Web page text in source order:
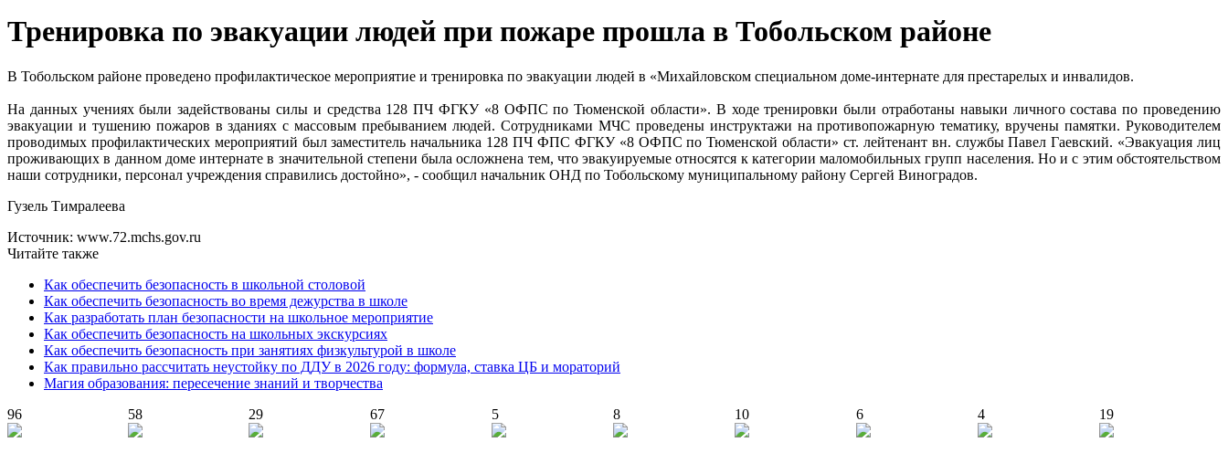
Тренировка по эвакуации людей при пожаре прошла в Тобольском районе
В Тобольском районе проведено профилактическое мероприятие и тренировка по эвакуации людей в «Михайловском специальном доме-интернате для престарелых и инвалидов.
На данных учениях были задействованы силы и средства 128 ПЧ ФГКУ «8 ОФПС по Тюменской области». В ходе тренировки были отработаны навыки личного состава по проведению
эвакуации и тушению пожаров в зданиях с массовым пребыванием людей. Сотрудниками МЧС проведены инструктажи на противопожарную тематику, вручены памятки. Руководителем
проводимых профилактических мероприятий был заместитель начальника 128 ПЧ ФПС ФГКУ «8 ОФПС по Тюменской области» ст. лейтенант вн. службы Павел Гаевский. «Эвакуация лиц
проживающих в данном доме интернате в значительной степени была осложнена тем, что эвакуируемые относятся к категории маломобильных групп населения. Но и с этим обстоятельством
наши сотрудники, персонал учреждения справились достойно», - сообщил начальник ОНД по Тобольскому муниципальному району Сергей Виноградов.
Гузель Тимралеева
Источник: www.72.mchs.gov.ru
Читайте также
Как обеспечить безопасность в школьной столовой
Как обеспечить безопасность во время дежурства в школе
Как разработать план безопасности на школьное мероприятие
Как обеспечить безопасность на школьных экскурсиях
Как обеспечить безопасность при занятиях физкультурой в школе
Как правильно рассчитать неустойку по ДДУ в 2026 году: формула, ставка ЦБ и мораторий
Магия образования: пересечение знаний и творчества
96
58 29 67 5 8 10 6 4 19